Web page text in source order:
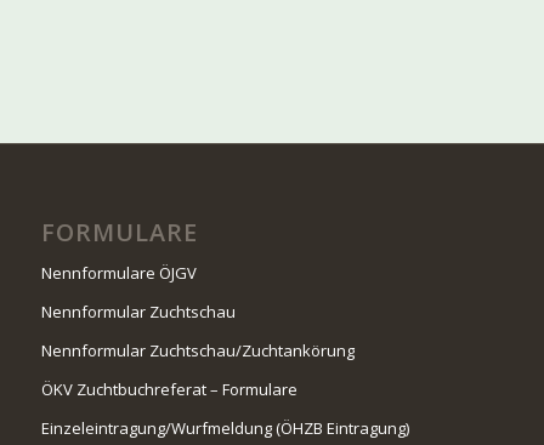
FORMULARE
Nennformulare ÖJGV
Nennformular Zuchtschau
Nennformular Zuchtschau/Zuchtankörung
ÖKV Zuchtbuchreferat – Formulare
Einzeleintragung/Wurfmeldung (ÖHZB Eintragung)